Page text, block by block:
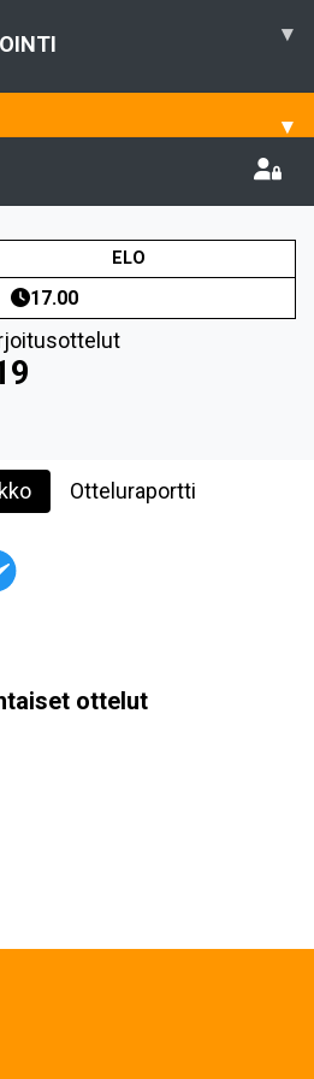
▾
▾
ELO
17.00
Otteluraportti
ottelut